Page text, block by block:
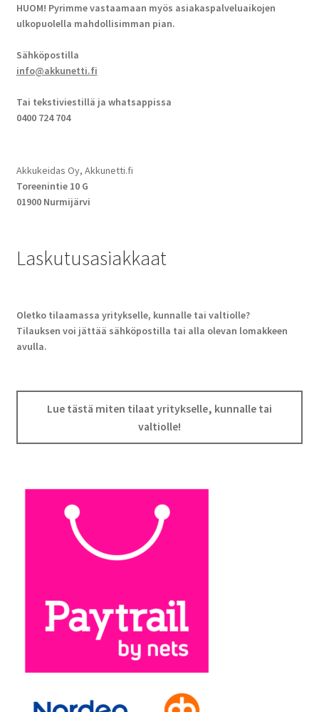
HUOM! Pyrimme vastaamaan myös asiakaspalveluaikojen
ulkopuolella mahdollisimman pian.
Sähköpostilla
info@akkunetti.fi
Tai tekstiviestillä ja whatsappissa
0400 724 704
Akkukeidas Oy, Akkunetti.fi
Toreenintie 10 G
01900 Nurmijärvi
Laskutusasiakkaat
Oletko tilaamassa yritykselle, kunnalle tai valtiolle?
Tilauksen voi jättää sähköpostilla tai alla olevan lomakkeen
avulla.
Lue tästä miten tilaat yritykselle, kunnalle tai
valtiolle!